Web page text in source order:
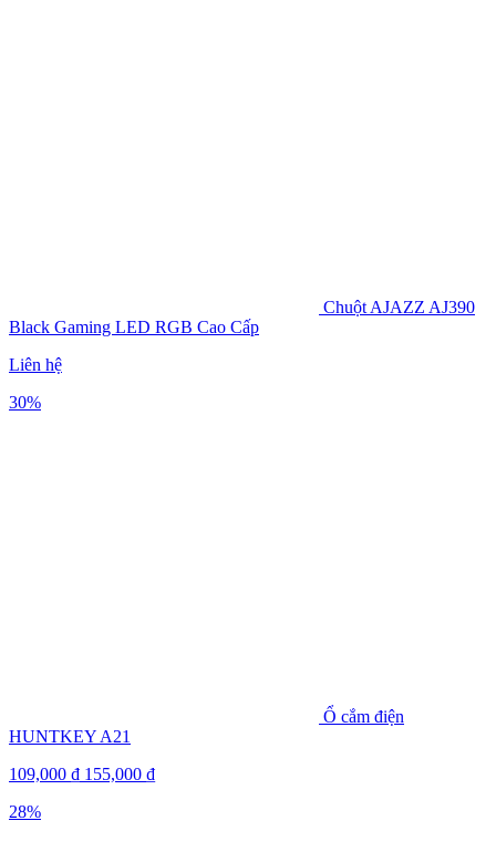
Chuột AJAZZ AJ390
Black Gaming LED RGB Cao Cấp
Liên hệ
30%
Ổ cắm điện
HUNTKEY A21
109,000 ₫ 155,000 ₫
28%